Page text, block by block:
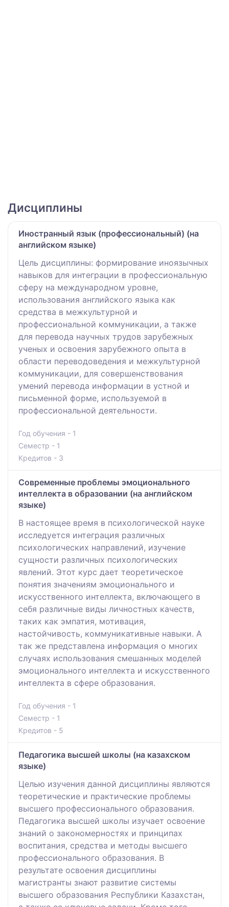
Дисциплины
Иностранный язык (профессиональный) (на
английском языке)
Цель дисциплины: формирование иноязычных
навыков для интеграции в профессиональную
сферу на международном уровне,
использования английского языка как
средства в межкультурной и
профессиональной коммуникации, а также
для перевода научных трудов зарубежных
ученых и освоения зарубежного опыта в
области переводоведения и межкультурной
коммуникации, для совершенствования
умений перевода информации в устной и
письменной форме, используемой в
профессиональной деятельности.
Год обучения - 1
Семестр - 1
Кредитов - 3
Современные проблемы эмоционального
интеллекта в образовании (на английском
языке)
В настоящее время в психологической науке
исследуется интеграция различных
психологических направлений, изучение
сущности различных психологических
явлений. Этот курс дает теоретическое
понятия значениям эмоционального и
искусственного интеллекта, включающего в
себя различные виды личностных качеств,
таких как эмпатия, мотивация,
настойчивость, коммуникативные навыки. А
так же представлена информация о многих
случаях использования смешанных моделей
эмоционального интеллекта и искусственного
интеллекта в сфере образования.
Год обучения - 1
Семестр - 1
Кредитов - 5
Педагогика высшей школы (на казахском
языке)
Целью изучения данной дисциплины являются
теоретические и практические проблемы
высшего профессионального образования.
Педагогика высшей школы изучает освоение
знаний о закономерностях и принципах
воспитания, средства и методы высшего
профессионального образования. В
результате освоения дисциплины
магистранты знают развитие системы
высшего образования Республики Казахстан,